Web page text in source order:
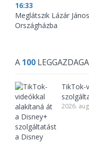
16:33
Meglátszik Lázár
Országházba
A 100
TikTok-
2026.